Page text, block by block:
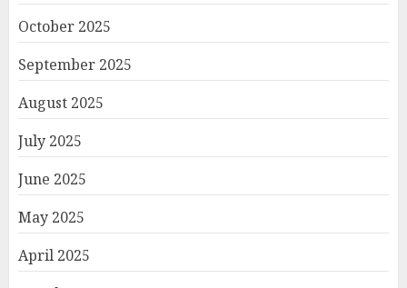
October 2025
September 2025
August 2025
July 2025
June 2025
May 2025
April 2025